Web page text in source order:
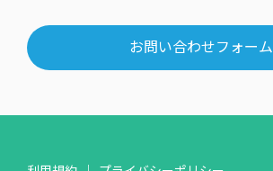
お問い合わせフォーム